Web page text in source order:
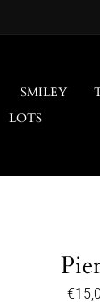
SMILEY
LOTS